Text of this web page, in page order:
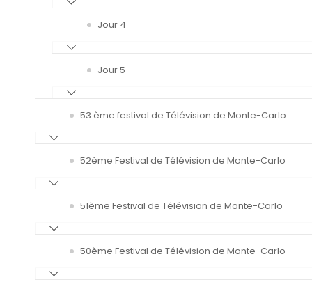
Jour 4
Jour 5
53 ème festival de Télévision de Monte-Carlo
52ème Festival de Télévision de Monte-Carlo
51ème Festival de Télévision de Monte-Carlo
50ème Festival de Télévision de Monte-Carlo